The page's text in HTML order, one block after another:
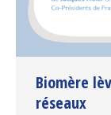
Biomère
réseaux